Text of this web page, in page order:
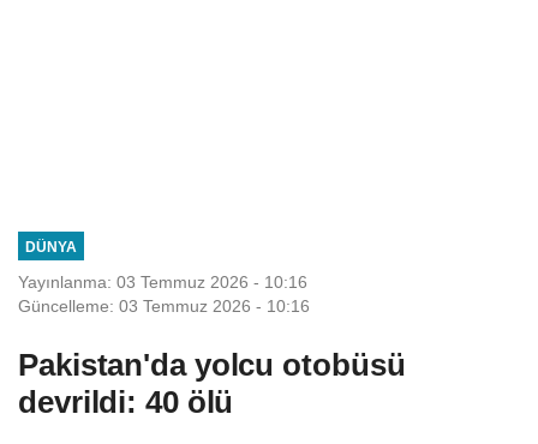
DÜNYA
Yayınlanma: 03 Temmuz 2026 - 10:16
Güncelleme: 03 Temmuz 2026 - 10:16
Pakistan'da yolcu otobüsü
devrildi: 40 ölü